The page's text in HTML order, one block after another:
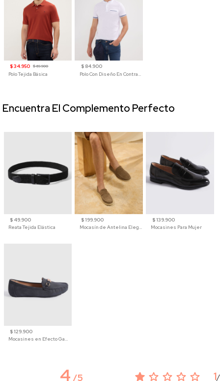
$ 34.950 $ 69.900
Polo Tejida Básica
$ 84.900
Polo Con Diseño En Contraste
$ 49.900
Reata Tejida Elástica
$ 199.900
Mocasín de Antelina Elegante con Suela de Contraste Para Hombre
$ 139.900
Mocasines Para Mujer
$ 129.900
Mocasines en Efecto Gamuzado Para Mujer
Encuentra El Complemento Perfecto
4/5 1/